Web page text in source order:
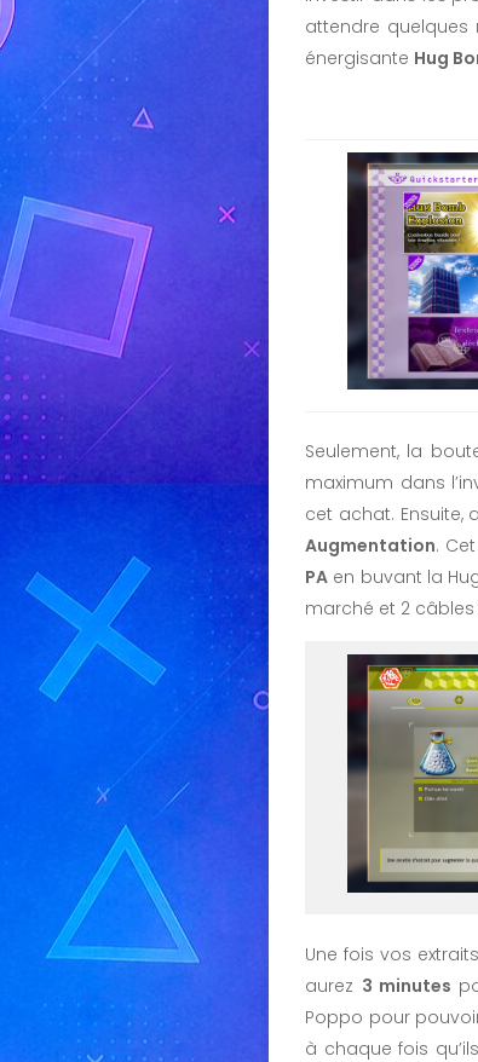
attendre
énergisante Hug
Seulement, la
maximum dans
cet achat. Ensuite,
Augmentation.
PA en buvant la
marché et 2
Une fois vos
aurez 3 minutes
Poppo pour
à chaque fois